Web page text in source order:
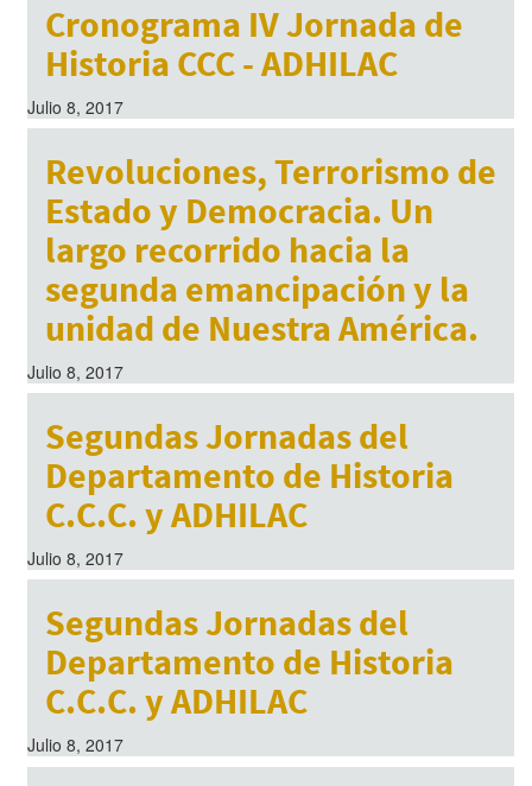
Cronograma IV Jornada de
Historia CCC - ADHILAC
Julio 8, 2017
Revoluciones, Terrorismo de
Estado y Democracia. Un
largo recorrido hacia la
segunda emancipación y la
unidad de Nuestra América.
Julio 8, 2017
Segundas Jornadas del
Departamento de Historia
C.C.C. y ADHILAC
Julio 8, 2017
Segundas Jornadas del
Departamento de Historia
C.C.C. y ADHILAC
Julio 8, 2017